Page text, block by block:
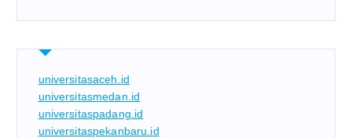
universitasaceh.id
universitasmedan.id
universitaspadang.id
universitaspekanbaru.id